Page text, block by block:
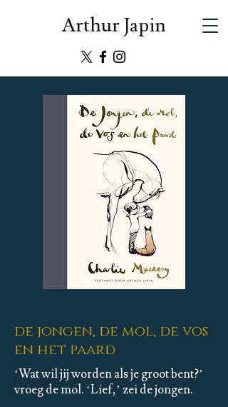
Arthur Japin
de jongen, de mol, de vos
en het paard
‘Wat wil jij worden als je groot bent?’
vroeg de mol. ‘Lief,’ zei de jongen.